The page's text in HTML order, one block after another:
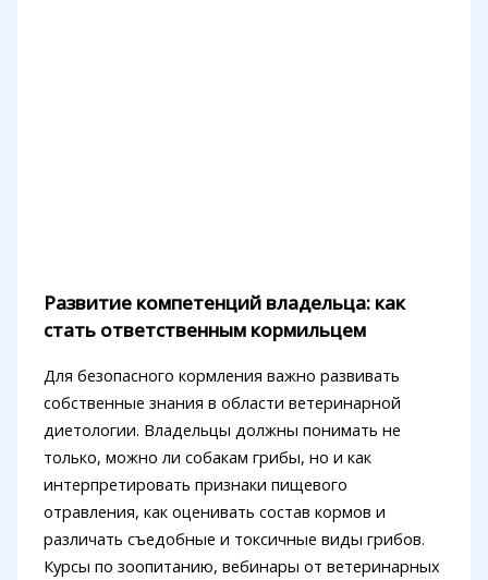
Развитие компетенций владельца: как
стать ответственным кормильцем
Для безопасного кормления важно развивать
собственные знания в области ветеринарной
диетологии. Владельцы должны понимать не
только, можно ли собакам грибы, но и как
интерпретировать признаки пищевого
отравления, как оценивать состав кормов и
различать съедобные и токсичные виды грибов.
Курсы по зоопитанию, вебинары от ветеринарных